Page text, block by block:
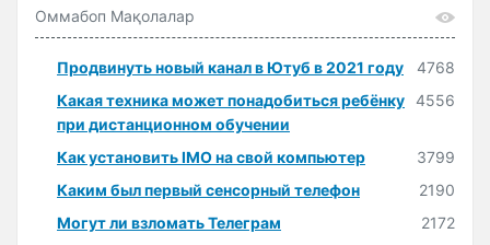
Оммабоп Мақолалар
Продвинуть новый канал в Ютуб в 2021 году
4768
Какая техника может понадобиться ребёнку
при дистанционном обучении
4556
Как установить IMO на свой компьютер
3799
Каким был первый сенсорный телефон
2190
Могут ли взломать Телеграм
2172